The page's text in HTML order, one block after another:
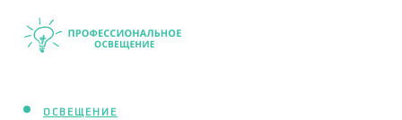
ОСВЕЩЕНИЕ